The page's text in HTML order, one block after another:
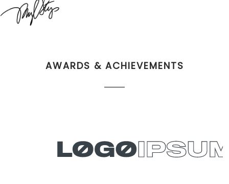
AWARDS & ACHIEVEMENTS